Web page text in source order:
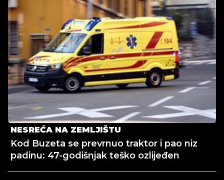
NESREĆA NA ZEMLJIŠTU
Kod Buzeta se prevrnuo traktor i pao niz
padinu: 47-godišnjak teško ozlijeđen